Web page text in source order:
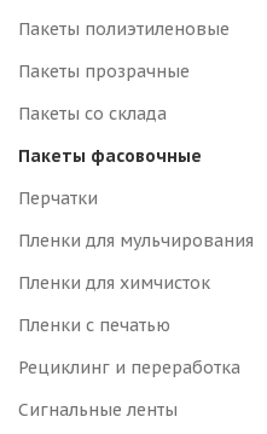
Пакеты полиэтиленовые
Пакеты прозрачные
Пакеты со склада
Пакеты фасовочные
Перчатки
Пленки для мульчирования
Пленки для химчисток
Пленки с печатью
Рециклинг и переработка
Сигнальные ленты